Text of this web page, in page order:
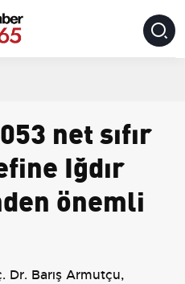
net sıfır
Iğdır
önemli
Dr. Barış Armutçu,